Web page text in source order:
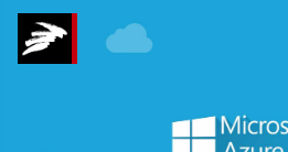
Hvad kan vi